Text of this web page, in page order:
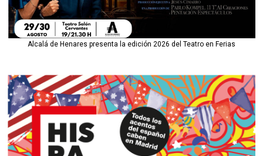
Alcalá de Henares presenta la edición 2026 del Teatro en Ferias